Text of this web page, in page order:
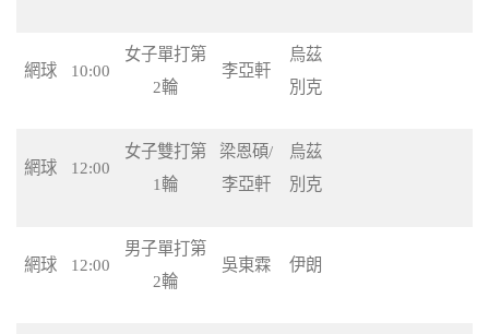
網球 10:00
女子單打第
2輪
李亞軒
烏茲
別克
網球 12:00
女子雙打第
1輪
梁恩碩/
李亞軒
烏茲
別克
網球 12:00
男子單打第
2輪
吳東霖 伊朗